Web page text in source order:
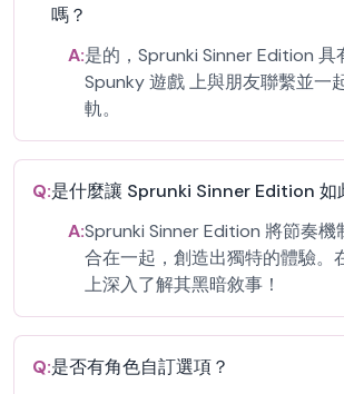
嗎？
A:是的，Sprunki Sinner Edition 具
Spunky 遊戲 上與朋友聯繫並一
軌。
Q:是什麼讓 Sprunki Sinner Edition 如
A:Sprunki Sinner Edition 將節奏機
合在一起，創造出獨特的體驗。
上深入了解其黑暗敘事！
Q:是否有角色自訂選項？